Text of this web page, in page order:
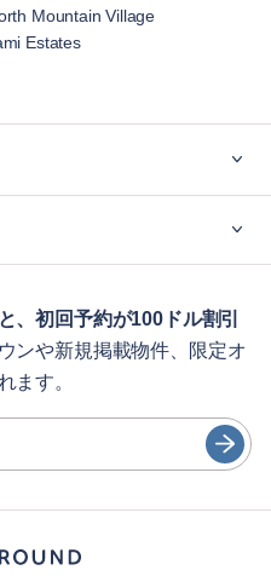
Mountain Village
Estates
、初回予約が100ドル割引
ンや新規掲載物件、限定オ
ます。